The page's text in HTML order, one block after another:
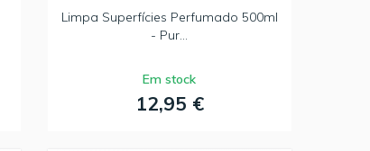
Limpa Superfícies Perfumado 500ml
- Pur...
Em stock
12,95 €